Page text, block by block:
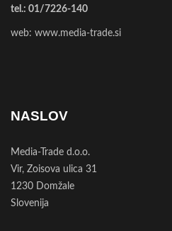
tel.: 01/7226-140
web: www.media-trade.si
NASLOV
Media-Trade d.o.o.
Vir, Zoisova ulica 31
1230 Domžale
Slovenija